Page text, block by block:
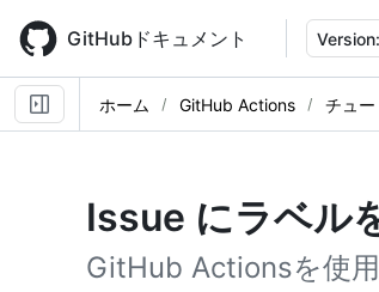
main
content
GitHubドキュメント Version:
ホーム GitHub Actions チュ
Issue にラベル
GitHub Actionsを使